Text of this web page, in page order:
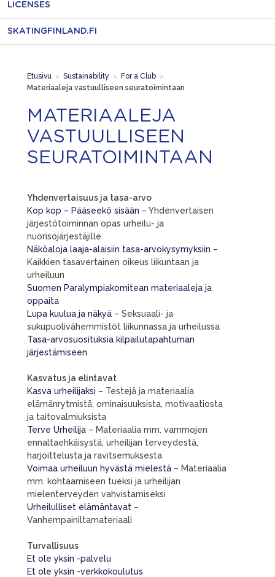
LICENSES
SKATINGFINLAND.FI
Etusivu > Sustainability > For a Club >
Materiaaleja vastuulliseen seuratoimintaan
MATERIAALEJA
VASTUULLISEEN
SEURATOIMINTAAN
Yhdenvertaisuus ja tasa-arvo
Kop kop – Pääseekö sisään – Yhdenvertaisen
järjestötoiminnan opas urheilu- ja
nuorisojärjestäjille
Näköaloja laaja-alaisiin tasa-arvokysymyksiin –
Kaikkien tasavertainen oikeus liikuntaan ja
urheiluun
Suomen Paralympiakomitean materiaaleja ja
oppaita
Lupa kuulua ja näkyä – Seksuaali- ja
sukupuolivähemmistöt liikunnassa ja urheilussa
Tasa-arvosuosituksia kilpailutapahtuman
järjestämiseen
Kasvatus ja elintavat
Kasva urheilijaksi – Testejä ja materiaalia
elämänrytmistä, ominaisuuksista, motivaatiosta
ja taitovalmiuksista
Terve Urheilija – Materiaalia mm. vammojen
ennaltaehkäisystä, urheilijan terveydestä,
harjoittelusta ja ravitsemuksesta
Voimaa urheiluun hyvästä mielestä – Materiaalia
mm. kohtaamiseen tueksi ja urheilijan
mielenterveyden vahvistamiseksi
Urheilulliset elämäntavat –
Vanhempainiltamateriaali
Turvallisuus
Et ole yksin -palvelu
Et ole yksin -verkkokoulutus